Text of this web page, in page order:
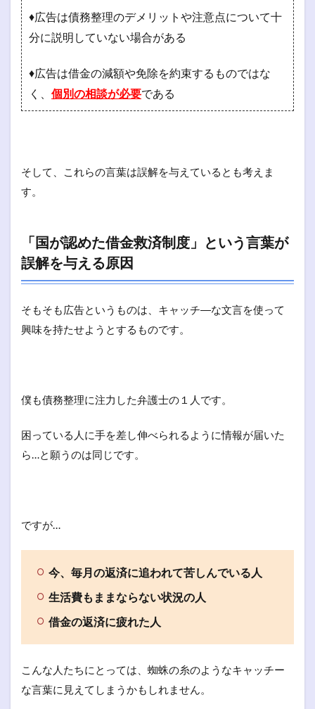
♦広告は債務整理のデメリットや注意点について十
分に説明していない場合がある
♦広告は借金の減額や免除を約束するものではな
く、 個別の相談が必要である
そして、これらの言葉は誤解を与えているとも考えま
す。
「国が認めた借金救済制度」という言葉が
誤解を与える原因
そもそも広告というものは、キャッチ―な文言を使って
興味を持たせようとするものです。
僕も債務整理に注力した弁護士の１人です。
困っている人に手を差し伸べられるように情報が届いた
ら…と願うのは同じです。
ですが…
今、毎月の返済に追われて苦しんでいる人
生活費もままならない状況の人
借金の返済に疲れた人
こんな人たちにとっては、蜘蛛の糸のようなキャッチー
な言葉に見えてしまうかもしれません。